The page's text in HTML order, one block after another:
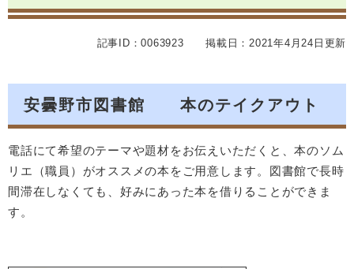
記事ID：0063923 掲載日：2021年4月24日更新
安曇野市図書館 本のテイクアウト
電話にて希望のテーマや題材をお伝えいただくと、本のソム
リエ（職員）がオススメの本をご用意します。図書館で長時
間滞在しなくても、好みにあった本を借りることができま
す。